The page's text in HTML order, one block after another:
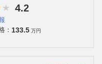
4.2
： 133.5 万円